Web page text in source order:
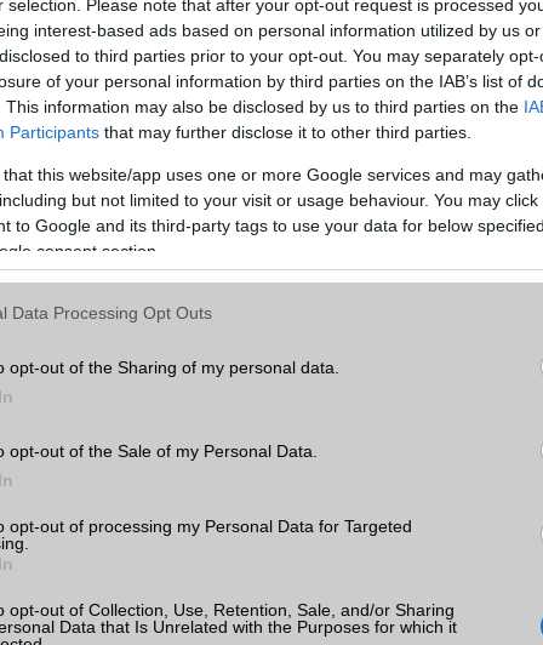
selection. Please note that after your opt-out request is processed
interest-based ads based on personal information utilized by us
to third parties prior to your opt-out. You may separately
of your personal information by third parties on the IAB’s list of
This information may also be disclosed by us to third parties on the
Participants that may further disclose it to other third parties.
that this website/app uses one or more Google services and may
but not limited to your visit or usage behaviour. You may
to Google and its third-party tags to use your data for below
consent section.
Data Processing Opt Outs
opt-out of the Sharing of my personal data.
opt-out of the Sale of my Personal Data.
opt-out of processing my Personal Data for Targeted
opt-out of Collection, Use, Retention, Sale, and/or Sharing
Data that Is Unrelated with the Purposes for which it
G41
G41
MEMÓRIA ÉS TÁRHELY
Telefonkönyv db dinamikus
Min. memória 4 GB
Min. háttértár 128 GB
Memória bővíthetőség T-Flash/microSD
ADATCSERE
GPRS
Infraport Nincs
B/T extra A2DP